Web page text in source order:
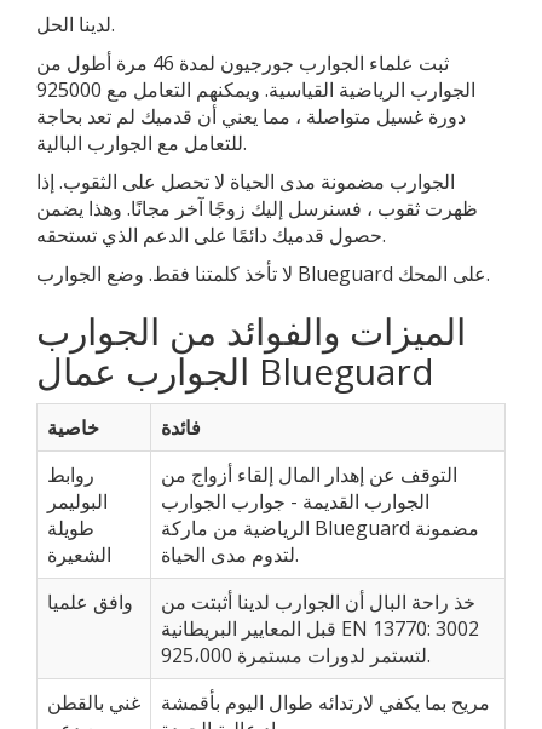
لدينا الحل.
ثبت علماء الجوارب جورجيون لمدة 46 مرة أطول من
الجوارب الرياضية القياسية. ويمكنهم التعامل مع 925000
دورة غسيل متواصلة ، مما يعني أن قدميك لم تعد بحاجة
للتعامل مع الجوارب البالية.
الجوارب مضمونة مدى الحياة لا تحصل على الثقوب. إذا
ظهرت ثقوب ، فسنرسل إليك زوجًا آخر مجانًا. وهذا يضمن
حصول قدميك دائمًا على الدعم الذي تستحقه.
لا تأخذ كلمتنا فقط. وضع الجوارب Blueguard على المحك.
الميزات والفوائد من الجوارب
الجوارب عمال Blueguard
خاصية
فائدة
روابط
البوليمر
طويلة
الشعيرة
التوقف عن إهدار المال إلقاء أزواج من
الجوارب القديمة - جوارب الجوارب
الرياضية من ماركة Blueguard مضمونة
لتدوم مدى الحياة.
وافق علميا
خذ راحة البال أن الجوارب لدينا أثبتت من
قبل المعايير البريطانية EN 13770: 3002
لتستمر لدورات مستمرة 925،000.
غني بالقطن
مريح بما يكفي لارتدائه طوال اليوم بأقمشة